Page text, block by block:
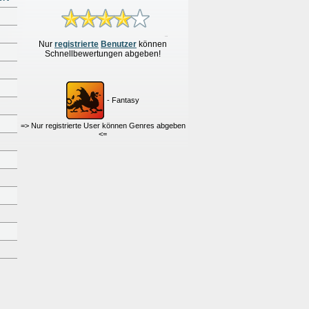
Nur registrierte Benutzer können
Schnellbewertungen abgeben!
- Fantasy
=> Nur registrierte User können Genres abgeben
<=